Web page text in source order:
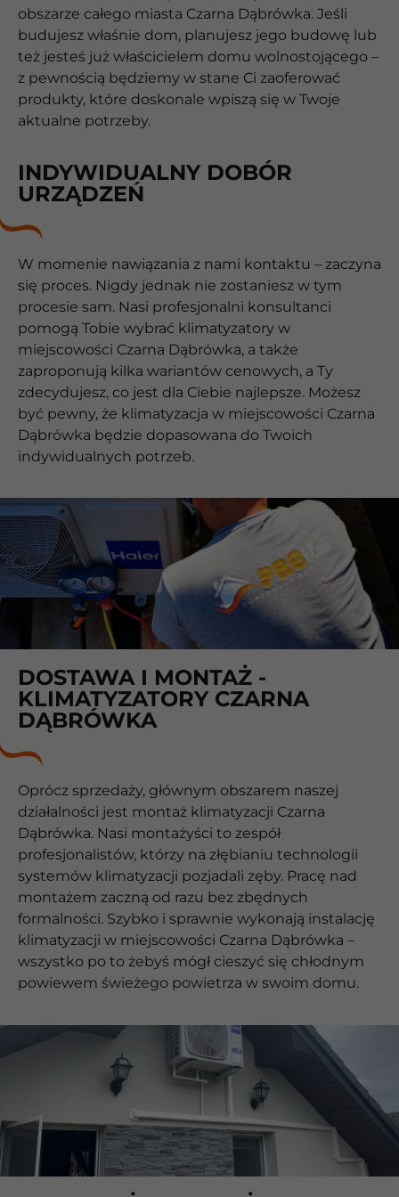
obszarze całego miasta Czarna Dąbrówka. Jeśli
budujesz właśnie dom, planujesz jego budowę lub
też jesteś już właścicielem domu wolnostojącego –
z pewnością będziemy w stane Ci zaoferować
produkty, które doskonale wpiszą się w Twoje
aktualne potrzeby.
INDYWIDUALNY DOBÓR
URZĄDZEŃ
W momenie nawiązania z nami kontaktu – zaczyna
się proces. Nigdy jednak nie zostaniesz w tym
procesie sam. Nasi profesjonalni konsultanci
pomogą Tobie wybrać klimatyzatory w
miejscowości Czarna Dąbrówka, a także
zaproponują kilka wariantów cenowych, a Ty
zdecydujesz, co jest dla Ciebie najlepsze. Możesz
być pewny, że klimatyzacja w miejscowości Czarna
Dąbrówka będzie dopasowana do Twoich
indywidualnych potrzeb.
DOSTAWA I MONTAŻ -
KLIMATYZATORY CZARNA
DĄBRÓWKA
Oprócz sprzedaży, głównym obszarem naszej
działalności jest montaż klimatyzacji Czarna
Dąbrówka. Nasi montażyści to zespół
profesjonalistów, którzy na złębianiu technologii
systemów klimatyzacji pozjadali zęby. Pracę nad
montażem zaczną od razu bez zbędnych
formalności. Szybko i sprawnie wykonają instalację
klimatyzacji w miejscowości Czarna Dąbrówka –
wszystko po to żebyś mógł cieszyć się chłodnym
powiewem świeżego powietrza w swoim domu.